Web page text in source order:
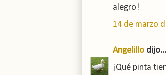
alegro!
14 de marzo
Angelillo dijo...
¡Qué pinta